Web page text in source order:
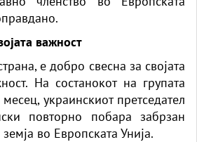
важност
е добро свесна за својата
На состанокот на групата
украинскиот претседател
повторно побара забрзан
во Европската Унија.